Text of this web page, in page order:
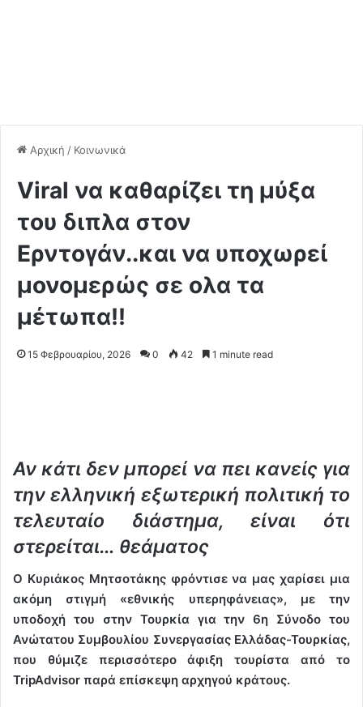
Αρχική / Κοινωνικά
Viral να καθαρίζει τη μύξα
του διπλα στον
Ερντογάν..και να υποχωρεί
μονομερώς σε ολα τα
μέτωπα!!
15 Φεβρουαρίου, 2026 0 42 1 minute read
Αν κάτι δεν μπορεί να πει κανείς για
την ελληνική εξωτερική πολιτική το
τελευταίο διάστημα, είναι ότι
στερείται… θεάματος
Ο Κυριάκος Μητσοτάκης φρόντισε να μας χαρίσει μια
ακόμη στιγμή «εθνικής υπερηφάνειας», με την
υποδοχή του στην Τουρκία για την 6η Σύνοδο του
Ανώτατου Συμβουλίου Συνεργασίας Ελλάδας-Τουρκίας,
που θύμιζε περισσότερο άφιξη τουρίστα από το
TripAdvisor παρά επίσκεψη αρχηγού κράτους.